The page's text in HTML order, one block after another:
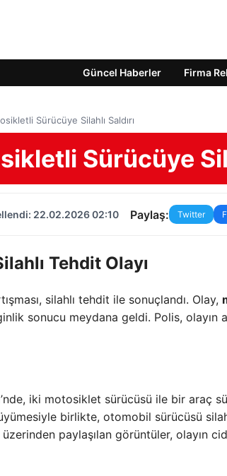
Güncel Haberler Firma
Sürücüye Silahlı Saldırı
Sürücüye
22.02.2026 02:10 Paylaş: Twitter
Tehdit Olayı
silahlı tehdit ile sonuçlandı. Olay,
sonucu meydana geldi. Polis, olayın
iki motosiklet sürücüsü ile bir araç
birlikte, otomobil sürücüsü
paylaşılan görüntüler, olayın